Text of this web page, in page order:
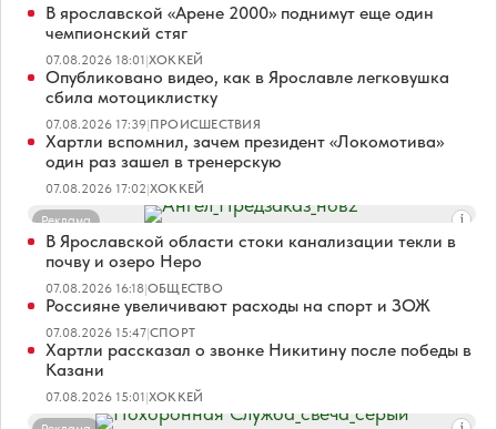
В ярославской «Арене 2000» поднимут еще один
чемпионский стяг
07.08.2026 18:01|ХОККЕЙ
Опубликовано видео, как в Ярославле легковушка
сбила мотоциклистку
07.08.2026 17:39|ПРОИСШЕСТВИЯ
Хартли вспомнил, зачем президент «Локомотива»
один раз зашел в тренерскую
07.08.2026 17:02|ХОККЕЙ
Реклама
В Ярославской области стоки канализации текли в
почву и озеро Неро
07.08.2026 16:18|ОБЩЕСТВО
Россияне увеличивают расходы на спорт и ЗОЖ
07.08.2026 15:47|СПОРТ
Хартли рассказал о звонке Никитину после победы в
Казани
07.08.2026 15:01|ХОККЕЙ